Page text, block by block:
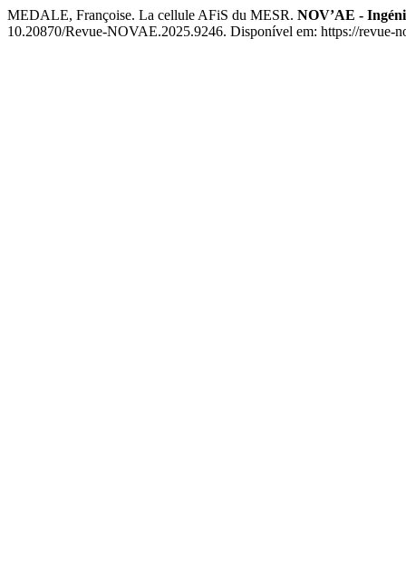
MEDALE, Françoise. La cellule AFiS du MESR. NOV’AE -
10.20870/Revue-NOVAE.2025.9246. Disponível em: https://revue-